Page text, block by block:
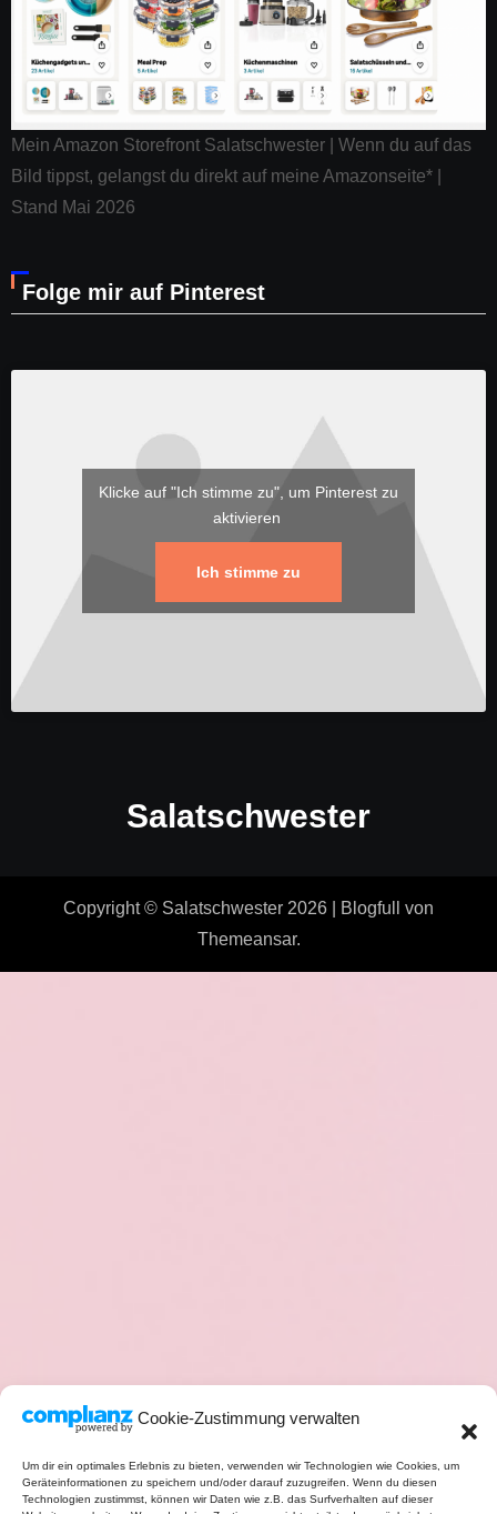
Cookie-Zustimmung verwalten
Um dir ein optimales Erlebnis zu bieten, verwenden wir Technologien wie Cookies, um
Geräteinformationen zu speichern und/oder darauf zuzugreifen. Wenn du diesen
Technologien zustimmst, können wir Daten wie z.B. das Surfverhalten auf dieser
Mein Amazon Storefront Salatschwester | Wenn du auf das
Bild tippst, gelangst du direkt auf meine Amazonseite* |
Stand Mai 2026
Folge mir auf Pinterest
Klicke auf "Ich stimme zu", um Pinterest zu
aktivieren
Ich stimme zu
Salatschwester
Copyright © Salatschwester 2026 Blogfull
von
Themeansar.